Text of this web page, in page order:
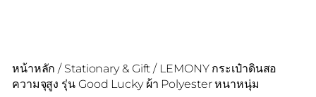
หน้าหลัก / Stationary & Gift / LEMONY กระเป๋าดินสอ
ความจุสูง รุ่น Good Lucky ผ้า Polyester หนาหนุ่ม